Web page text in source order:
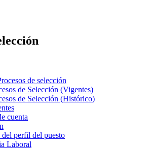
de selección
de Selección (Vigentes)
de Selección (Histórico)
cuenta
del perfil del puesto
Laboral